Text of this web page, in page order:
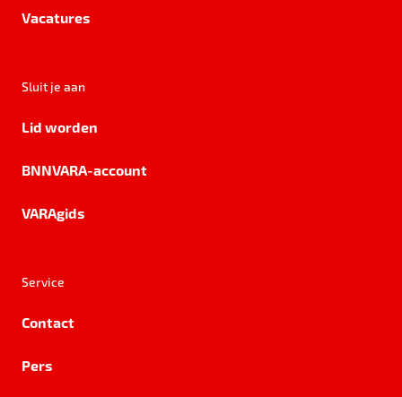
Vacatures
Sluit je aan
Lid worden
BNNVARA-account
VARAgids
Service
Contact
Pers